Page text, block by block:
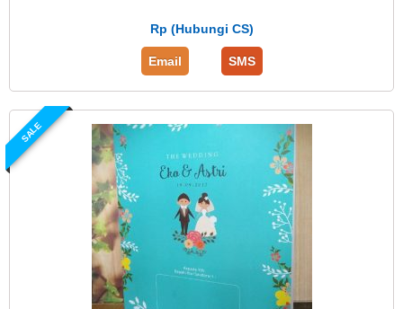
Rp (Hubungi CS)
Email SMS
SALE